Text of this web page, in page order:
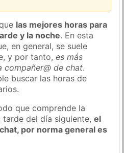
las mejores horas para
y la noche. En esta
en general, se suele
y por tanto,es más
compañer@ de chat.
buscar las horas de
que comprende la
tarde del día siguiente,el
por norma general es